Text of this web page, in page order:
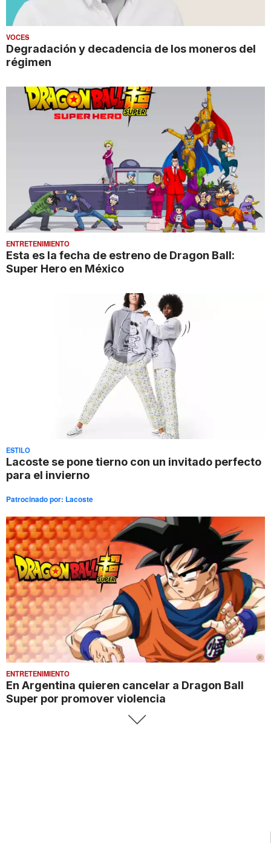
VOCES
Degradación y decadencia de los moneros del
régimen
ENTRETENIMIENTO
Esta es la fecha de estreno de Dragon Ball:
Super Hero en México
ESTILO
Lacoste se pone tierno con un invitado perfecto
para el invierno
Patrocinado por: Lacoste
ENTRETENIMIENTO
En Argentina quieren cancelar a Dragon Ball
Super por promover violencia